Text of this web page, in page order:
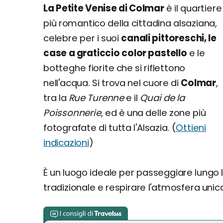
La Petite Venise di Colmarè il quartiere
più romantico della cittadina alsaziana,
celebre per i suoi canali pittoreschi, le
case a graticcio color pastello e le
botteghe fiorite che si riflettono
nell'acqua. Si trova nel cuore di Colmar,
tra la Rue Turennee il Quai de la
Poissonnerie, ed è una delle zone più
fotografate di tutta l'Alsazia. (Ottieni
indicazioni)
È un luogo ideale per passeggiare
tradizionale e respirare l'atmosfera